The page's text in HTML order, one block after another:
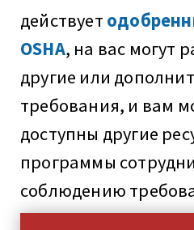
действует
OSHA, на вас могут
другие или
требования, и вам
доступны другие
программы
соблюдению